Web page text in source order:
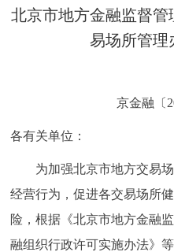
决策公开 专
便民服务
政民互动
北京市地方金融监督
易场所管理
京金融〔
各有关单位：
为加强北京市地方交易场
经营行为，促进各交易场所
险，根据《北京市地方金融
融组织行政许可实施办法》